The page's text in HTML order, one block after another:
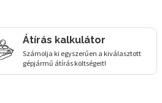
Átírás kalkulátor
Számolja ki egyszerűen a kiválasztott
gépjármű átírás költségeit!